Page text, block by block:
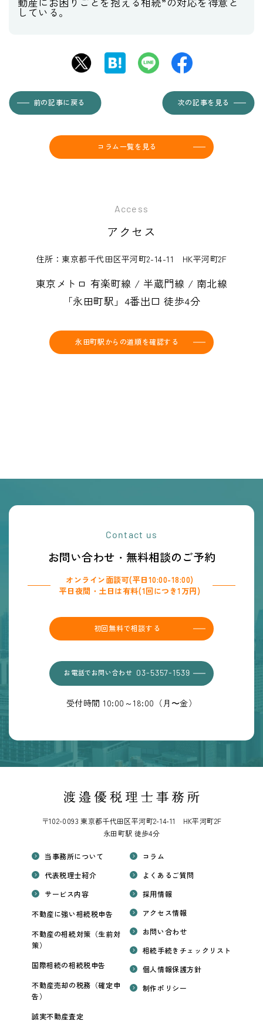
している。
前の記事に戻る 次の記事を見る
コラム一覧を見る
Access
アクセス
住所：東京都千代田区平河町2-14-11 HK平河町2F
東京メトロ 有楽町線 / 半蔵門線 / 南北線
「永田町駅」4番出口 徒歩4分
永田町駅からの道順を確認する
Contact us
お問い合わせ・無料相談のご予約
オンライン面談可(平日10:00-18:00)
平日夜間・土日は有料(1回につき1万円)
初回無料で相談する
お電話でお問い合わせ 03-5357-1539
受付時間 10:00～18:00（月〜金）
〒102-0093 東京都千代田区平河町2-14-11 HK平河町2F
永田町駅 徒歩4分
当事務所について
代表税理士紹介
サービス内容
不動産に強い相続税申告
不動産の相続対策（生前対
策）
国際相続の相続税申告
不動産売却の税務（確定申
告）
誠実不動産査定
コラム
よくあるご質問
採用情報
アクセス情報
お問い合わせ
相続手続きチェックリスト
個人情報保護方針
制作ポリシー